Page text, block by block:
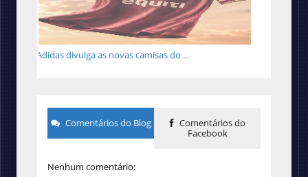
Adidas divulga as novas camisas do ...
Comentários do Blog
Comentários do
Facebook
Nenhum comentário: